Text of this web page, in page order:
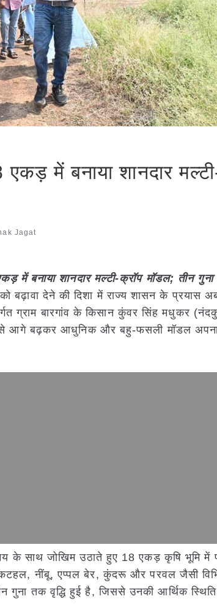
में बनाया शानदार
Jagat
में बनाया शानदार मल्टी-क्रॉप मॉडल; तीन
बढ़ावा देने की दिशा में राज्य शासन के प्रयास
ग्राम बारगांव के किसान कुंवर सिंह मधुकर
से आगे बढ़कर आधुनिक और बहु-फसली मॉडल
के साथ जोखिम उठाते हुए 18 एकड़ कृषि भूमि
कटहल, नींबू, एप्पल बेर, कुंदरू और परवल जैसी
तक वृद्धि हुई है, जिससे उनकी आर्थिक